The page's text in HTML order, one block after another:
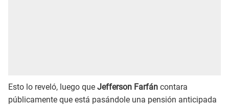
Esto lo reveló, luego que Jefferson Farfán contara
públicamente que está pasándole una pensión anticipada